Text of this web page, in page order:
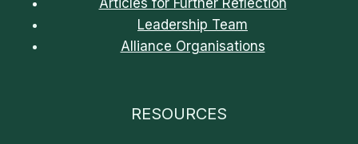
Articles for Further Reflection
Leadership Team
Alliance Organisations
RESOURCES